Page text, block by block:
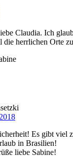
Claudia. Ich
die herrlichen Orte
Es gibt viel
in Brasilien!
liebe Sabine!